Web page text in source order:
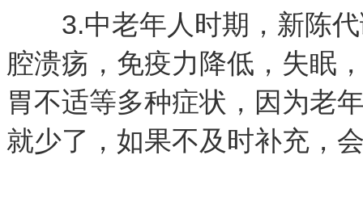
3.中老年人时期，新陈代
腔溃疡，免疫力降低，失眠
胃不适等多种症状，因为老
就少了，如果不及时补充，